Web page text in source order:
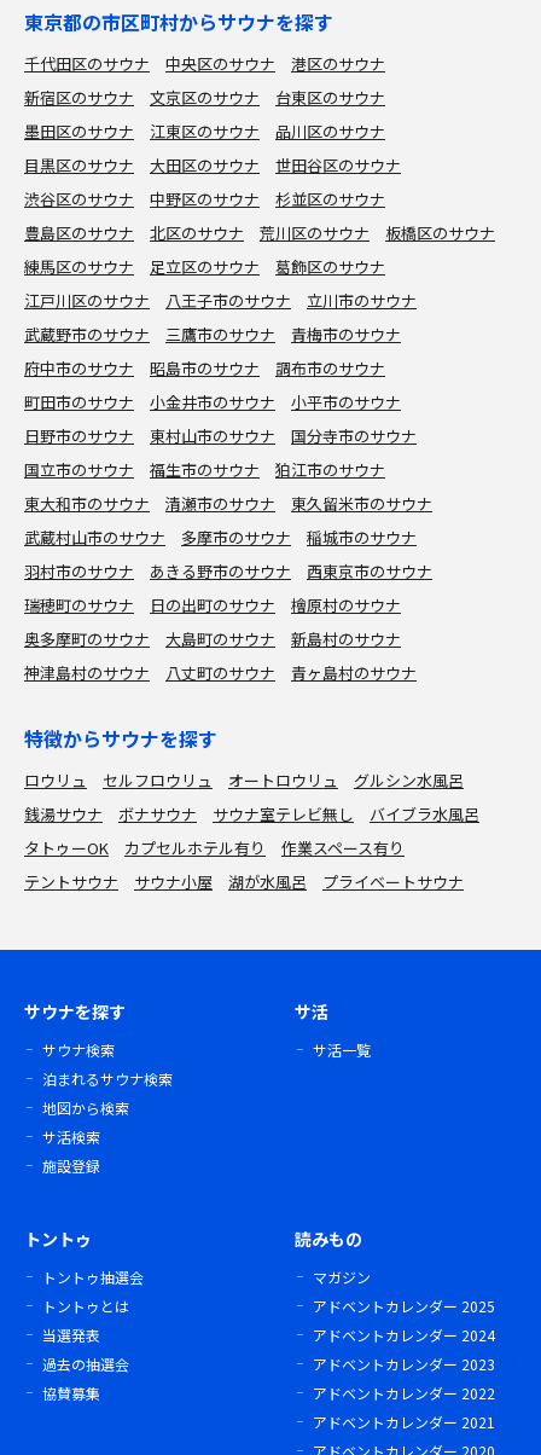
東京都の市区町村からサウナを探す
千代田区のサウナ 中央区のサウナ
港区のサウナ
新宿区のサウナ
文京区のサウナ
台東区のサウナ
墨田区のサウナ
江東区のサウナ
品川区のサウナ
目黒区のサウナ
大田区のサウナ
世田谷区のサウナ
渋谷区のサウナ
中野区のサウナ
杉並区のサウナ
豊島区のサウナ
北区のサウナ 荒川区のサウナ
板橋区のサウナ
練馬区のサウナ
足立区のサウナ
葛飾区のサウナ
江戸川区のサウナ
八王子市のサウナ
立川市のサウナ
武蔵野市のサウナ
三鷹市のサウナ
青梅市のサウナ
府中市のサウナ
昭島市のサウナ
調布市のサウナ
町田市のサウナ
小金井市のサウナ
小平市のサウナ
日野市のサウナ
東村山市のサウナ
国分寺市のサウナ
国立市のサウナ
福生市のサウナ
狛江市のサウナ
東大和市のサウナ
清瀬市のサウナ
東久留米市のサウナ
武蔵村山市のサウナ
多摩市のサウナ
稲城市のサウナ
羽村市のサウナ
あきる野市のサウナ
西東京市のサウナ
瑞穂町のサウナ
日の出町のサウナ
檜原村のサウナ
奥多摩町のサウナ
大島町のサウナ
新島村のサウナ
神津島村のサウナ
八丈町のサウナ 青ヶ島村のサウナ
特徴からサウナを探す
ロウリュ セルフロウリュ オートロウリュ
グルシン水風呂
銭湯サウナ
ボナサウナ サウナ室テレビ無し
バイブラ水風呂
タトゥーOK
カプセルホテル有り
作業スペース有り
テントサウナ
サウナ小屋 湖が水風呂 プライベートサウナ
サウナを探す
サウナ検索
泊まれるサウナ検索
地図から検索
サ活検索
施設登録
サ活
サ活一覧
トントゥ
トントゥ抽選会
トントゥとは
当選発表
過去の抽選会
協賛募集
読みもの
マガジン
アドベントカレンダー 2025
アドベントカレンダー 2024
アドベントカレンダー 2023
アドベントカレンダー 2022
アドベントカレンダー 2021
アドベントカレンダー 2020